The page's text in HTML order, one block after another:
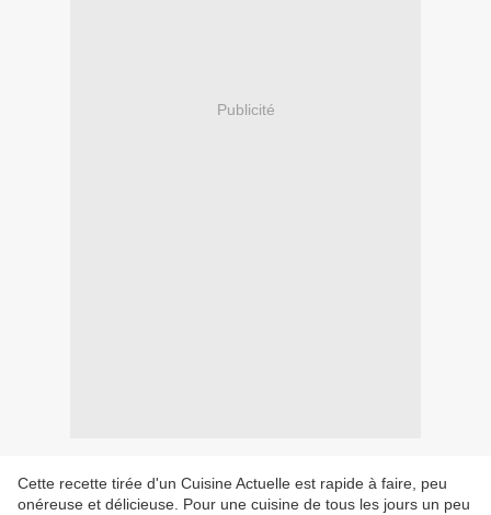
Publicité
Cette recette tirée d'un Cuisine Actuelle est rapide à faire, peu
onéreuse et délicieuse. Pour une cuisine de tous les jours un peu